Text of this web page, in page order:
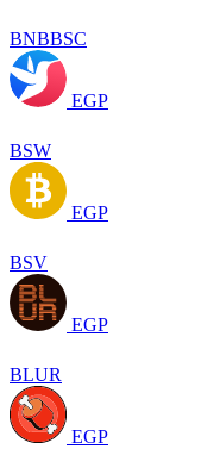
BNBBSC
EGP
BSW
EGP
BSV
EGP
BLUR
EGP